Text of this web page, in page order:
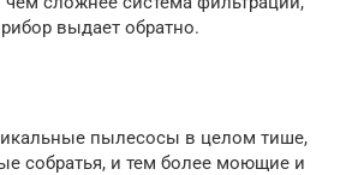
выдает обратно.
пылесосы в целом тише,
собратья, и тем более моющие и